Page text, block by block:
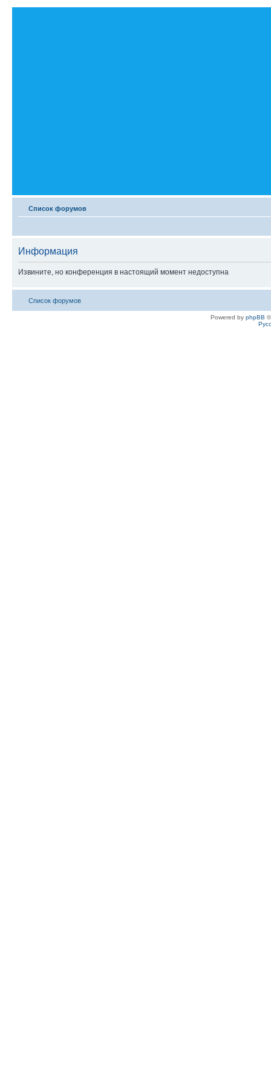
Список форумов
Информация
Извините, но конференция в настоящий момент недоступна
Список форумов
Powered by phpBB